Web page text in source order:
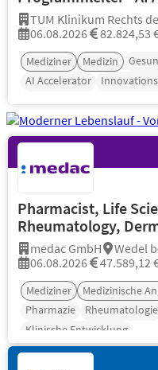
TUM Klinikum Rechts
06.08.2026
82.824,53
Mediziner Medizin
AI Accelerator
Pharmacist, Life
Rheumatology,
medac GmbH Wedel
06.08.2026
47.589,12
Mediziner Medizinische
Pharmazie
Rheumatologie
Klinische Entwicklung